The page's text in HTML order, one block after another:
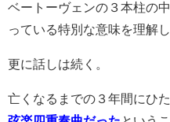
ベートーヴェンの３本柱の
っている特別な意味を理解
更に話しは続く。
亡くなるまでの３年間にひ